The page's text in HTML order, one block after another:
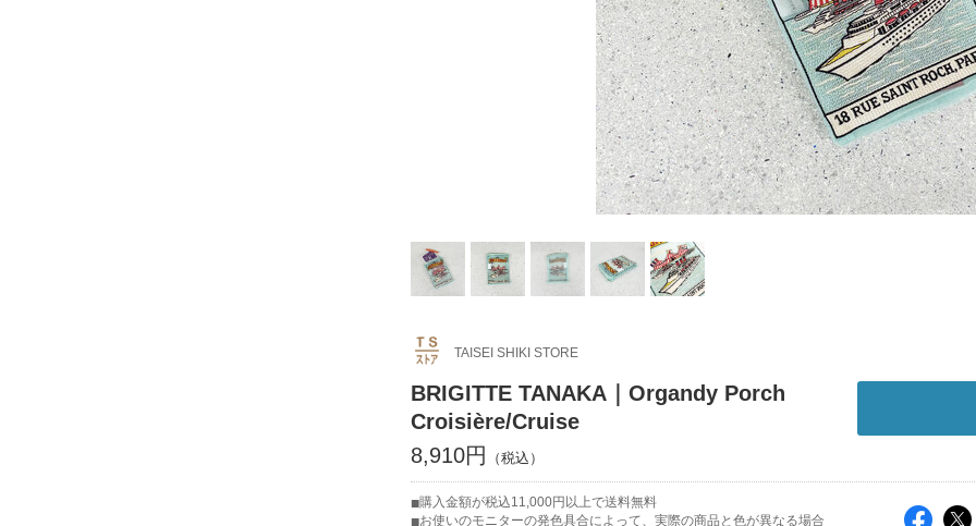
TAISEI SHIKI STORE
BRIGITTE TANAKA｜Organdy Porch
Croisière/Cruise
8,910円
購入金額が税込11,000円以上で送料無料
お使いのモニターの発色具合によって、実際の商品と色が異なる場合